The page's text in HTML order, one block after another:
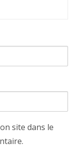
site dans le